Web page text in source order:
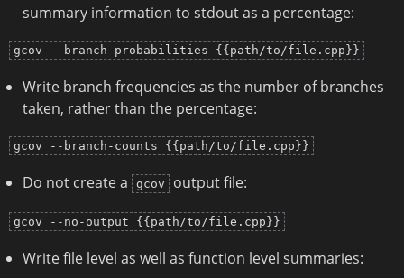
summary information to stdout as a percentage:
gcov --branch-probabilities {{path/to/file.cpp}}
Write branch frequencies as the number of branches
taken, rather than the percentage:
gcov --branch-counts {{path/to/file.cpp}}
Do not create a gcov output file:
gcov --no-output {{path/to/file.cpp}}
Write file level as well as function level summaries: